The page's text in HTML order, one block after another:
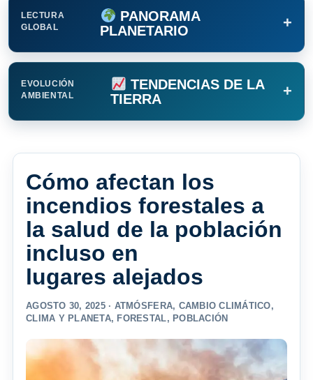
LECTURA
GLOBAL
PANORAMA
PLANETARIO
+
EVOLUCIÓN
AMBIENTAL
TENDENCIAS DE LA
TIERRA
+
Cómo afectan los
incendios forestales a
la salud de la población
incluso en
lugares alejados
AGOSTO 30, 2025 · ATMÓSFERA, CAMBIO CLIMÁTICO,
CLIMA Y PLANETA, FORESTAL, POBLACIÓN